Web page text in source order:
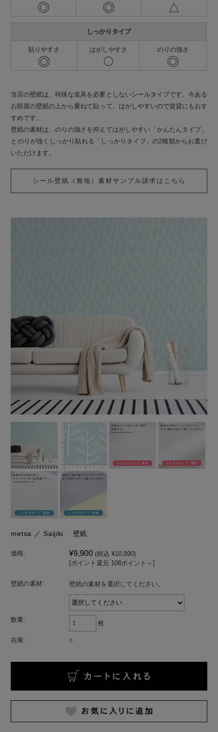
◎ ◎ △
しっかりタイプ
貼りやすさ
◎
はがしやすさ
◯
のりの強さ
◎
当店の壁紙は、特殊な道具を必要としないシールタイプです。今ある
お部屋の壁紙の上から重ねて貼って、はがしやすいので賃貸にもおす
すめです。
壁紙の素材は、のりの強さを抑えてはがしやすい「かんたんタイプ」
とのりが強くしっかり貼れる「しっかりタイプ」の2種類からお選び
いただけます。
シール壁紙（無地）素材サンプル請求はこちら
metsa ／ Saijiki. 壁紙
価格: ¥9,900 (税込 ¥10,890)
[ポイント還元 108ポイント～]
壁紙の素材: 壁紙の素材を選択してください。
数量: 枚
在庫: ○